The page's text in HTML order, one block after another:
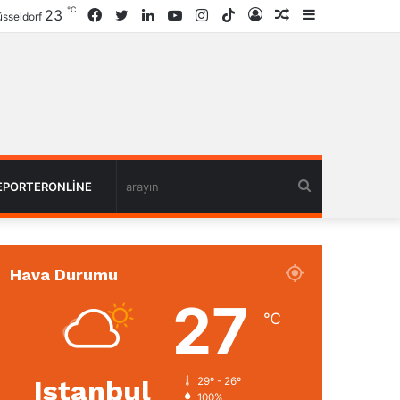
Rastgele
Giriş
TikTok
Instagram
YouTube
LinkedIn
Twitter
Facebook
23 ℃
Hava Durumu
Istanbul
27 ℃
29º - 26º
100%